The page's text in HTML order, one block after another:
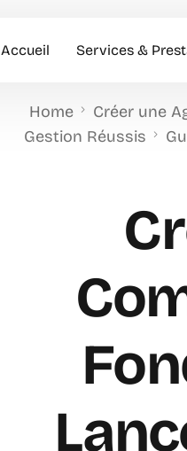
Accueil Services &
Hôtesses
Accueil VIP
Home
Créer une
Gestion Réussis